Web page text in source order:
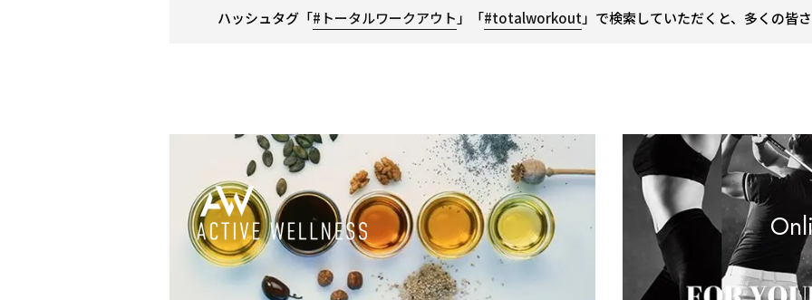
ハッシュタグ「#トータルワークアウト 」「#totalworkout 」で検索していただくと、多くの皆